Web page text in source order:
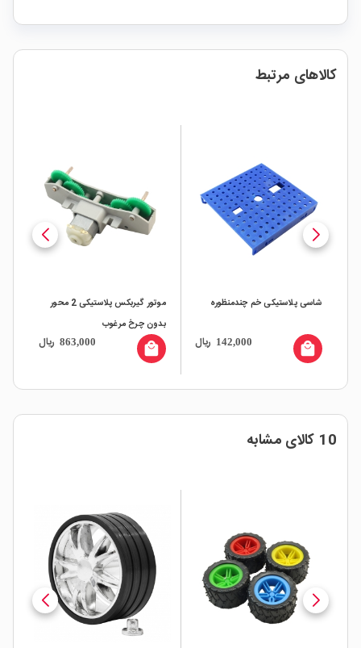
کالاهای مرتبط
شاسی پلاستیکی خم چندمنظوره
142,000 ریال local_mall
موتور گیربکس پلاستیکی 2 محور
بدون چرخ مرغوب
863,000 ریال local_mall
10 کالای مشابه